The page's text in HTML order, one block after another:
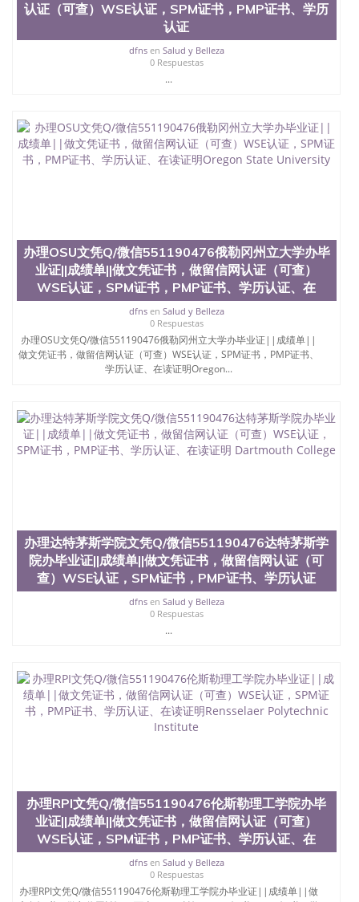
认证（可查）WSE认证，SPM证书，PMP证书、学历
认证
dfnsen Salud y Belleza
0 Respuestas
...
办理OSU文凭Q/微信551190476俄勒冈州立大学办毕
业证||成绩单||做文凭证书，做留信网认证（可查）
WSE认证，SPM证书，PMP证书、学历认证、在
dfnsen Salud y Belleza
0 Respuestas
办理OSU文凭Q/微信551190476俄勒冈州立大学办毕业证||成绩单||
做文凭证书，做留信网认证（可查）WSE认证，SPM证书，PMP证书、
学历认证、在读证明Oregon...
办理达特茅斯学院文凭Q/微信551190476达特茅斯学
院办毕业证||成绩单||做文凭证书，做留信网认证（可
查）WSE认证，SPM证书，PMP证书、学历认证
dfnsen Salud y Belleza
0 Respuestas
...
办理RPI文凭Q/微信551190476伦斯勒理工学院办毕
业证||成绩单||做文凭证书，做留信网认证（可查）
WSE认证，SPM证书，PMP证书、学历认证、在
dfnsen Salud y Belleza
0 Respuestas
办理RPI文凭Q/微信551190476伦斯勒理工学院办毕业证||成绩单||做